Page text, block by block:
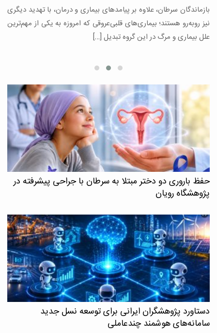
بازماندگان سرطان، علاوه بر پیامدهای بیماری و درمان، با تهدید دیگری
نیز روبه‌رو هستند؛ بیماری‌های قلبی‌عروقی که امروزه به یکی از مهم‌ترین
علل بیماری و مرگ در این گروه تبدیل […]
حفظ باروری دو دختر مبتلا به سرطان با جراحی پیشرفته در
پژوهشگاه رویان
دستاورد پژوهشگران ایرانی برای توسعه نسل جدید
سامانه‌های هوشمند چندعاملی